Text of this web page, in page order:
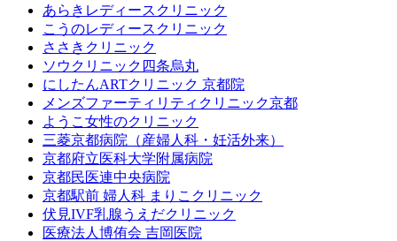
あらきレディースクリニック
こうのレディースクリニック
ささきクリニック
ソウクリニック四条烏丸
にしたんARTクリニック 京都院
メンズファーティリティクリニック京都
ようこ女性のクリニック
三菱京都病院（産婦人科・妊活外来）
京都府立医科大学附属病院
京都民医連中央病院
京都駅前 婦人科 まりこクリニック
伏見IVF乳腺うえだクリニック
医療法人博侑会 吉岡医院